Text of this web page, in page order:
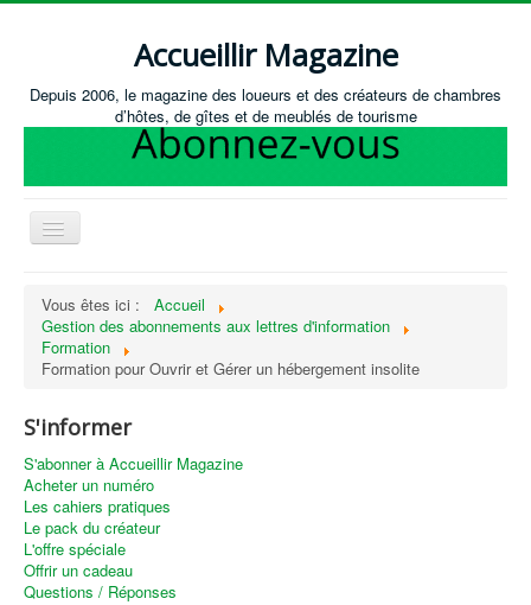
Accueillir Magazine
Depuis 2006, le magazine des loueurs et des créateurs de chambres
d’hôtes, de gîtes et de meublés de tourisme
Basculer
Créer / Ouvrir
Gérer
Recevoir les annonces immobilières / Nous contacter
Vous êtes ici :
Accueil
Gestion des abonnements aux lettres d'information
Formation
Formation pour Ouvrir et Gérer un hébergement insolite
S'informer
S'abonner à Accueillir Magazine
Acheter un numéro
Les cahiers pratiques
Le pack du créateur
L'offre spéciale
Offrir un cadeau
Questions / Réponses